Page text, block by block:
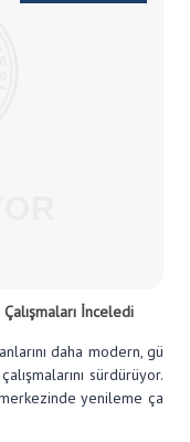
İnceledi
daha modern, gü
sürdürüyor.
yenileme ça